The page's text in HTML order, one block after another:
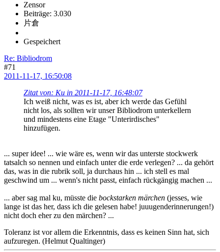
Zensor
Beiträge: 3.030
片倉
Gespeichert
Re: Bibliodrom
#71
2011-11-17, 16:50:08
Zitat von: Ku in 2011-11-17, 16:48:07
Ich weiß nicht, was es ist, aber ich werde das Gefühl
nicht los, als sollten wir unser Bibliodrom unterkellern
und mindestens eine Etage "Unterirdisches"
hinzufügen.
... super idee! ... wie wäre es, wenn wir das unterste stockwerk
tatsalch so nennen und einfach unter die erde verlegen? ... da gehört
das, was in die rubrik soll, ja durchaus hin ... ich stell es mal
geschwind um ... wenn's nicht passt, einfach rückgängig machen ...
... aber sag mal ku, müsste die bockstarken märchen (jesses, wie
lange ist das her, dass ich die gelesen habe! juuugenderinnerungen!)
nicht doch eher zu den märchen? ...
Toleranz ist vor allem die Erkenntnis, dass es keinen Sinn hat, sich
aufzuregen. (Helmut Qualtinger)